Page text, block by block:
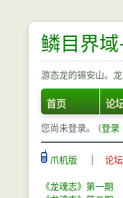
鳞目界
游态龙的锡安山。
首页 论
您尚未登录。 (登录
爪机版 论
《龙魂志》第一期